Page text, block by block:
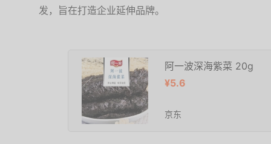
发，旨在打造企业延伸品牌。
阿一波深海紫菜 20g
¥5.6
京东